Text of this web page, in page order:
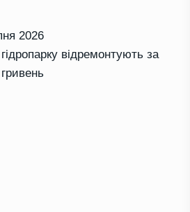
2026
відремонтують за